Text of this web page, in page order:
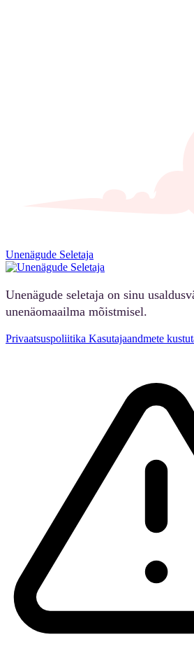
Unenägude Seletaja
Unenägude seletaja on sinu
unenäomaailma mõistmisel.
Privaatsuspoliitika Kasutajaandmete